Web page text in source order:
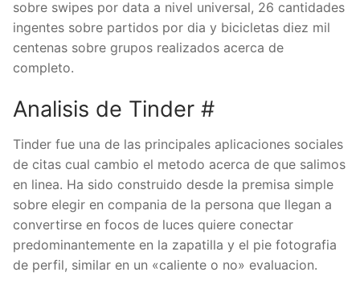
sobre swipes por data a nivel universal, 26 cantidades
ingentes sobre partidos por dia y bicicletas diez mil
centenas sobre grupos realizados acerca de
completo.
Analisis de Tinder #
Tinder fue una de las principales aplicaciones sociales
de citas cual cambio el metodo acerca de que salimos
en linea. Ha sido construido desde la premisa simple
sobre elegir en compania de la persona que llegan a
convertirse en focos de luces quiere conectar
predominantemente en la zapatilla y el pie fotografia
de perfil, similar en un «caliente o no» evaluacion.